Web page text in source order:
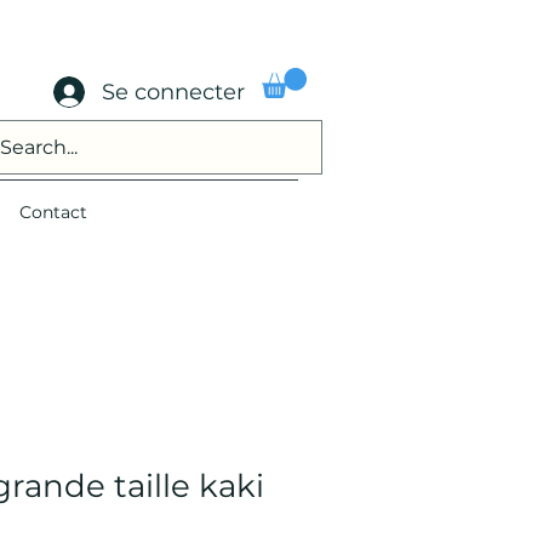
Se connecter
Contact
taille kaki